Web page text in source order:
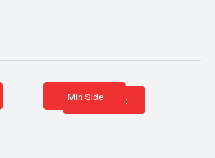
Nettbutikk
Min Side